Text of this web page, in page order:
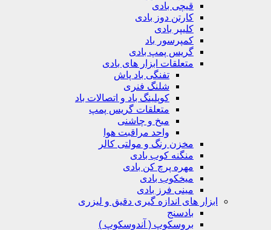
قیچی بادی
کارتن دوز بادی
کلیپر بادی
کمپرسور باد
گریس پمپ بادی
متعلقات ابزار های بادی
تفنگی باد پاش
شلنگ فنری
کوپلینگ باد و اتصالات باد
متعلقات گریس پمپ
میخ و چاشنی
واحد مراقبت هوا
مخزن رنگ و مولتی کالر
منگنه کوب بادی
مهره پرچ کن بادی
میخکوب بادی
مینی فرز بادی
ابزار های اندازه گیری دقیق و لیزری
بروسکوپ ( آندوسکوپ )